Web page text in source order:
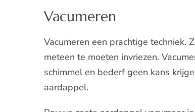
Vacumeren
Vacumeren een prachtige
meteen te moeten invriezen.
schimmel en bederf geen kans
aardappel.